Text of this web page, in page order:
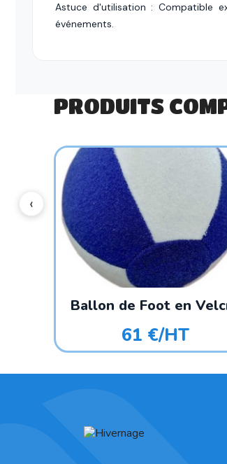
Astuce d'utilisation : Compatible
événements.
PRODUITS
Ballon de Foot en
61 €/HT